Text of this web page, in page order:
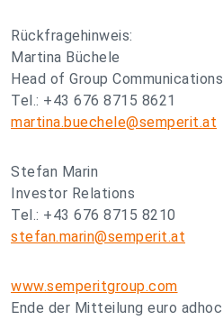
Rückfragehinweis:
Martina Büchele
Head of Group Communications
Tel.: +43 676 8715 8621
martina.buechele@semperit.at
Stefan Marin
Investor Relations
Tel.: +43 676 8715 8210
stefan.marin@semperit.at
www.semperitgroup.com
Ende der Mitteilung euro adhoc